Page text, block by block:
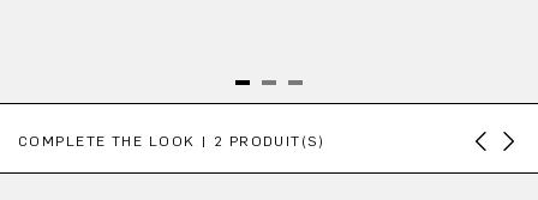
COMPLETE THE LOOK | 2 PRODUIT(S)